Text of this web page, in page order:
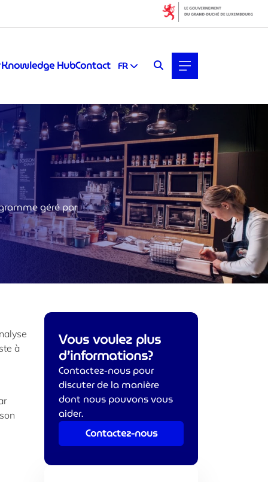
Knowledge HubContact FR
géré par
à
Vous voulez plus
d’informations?
Contactez-nous pour
discuter de la manière
dont nous pouvons vous
aider.
Contactez-nous